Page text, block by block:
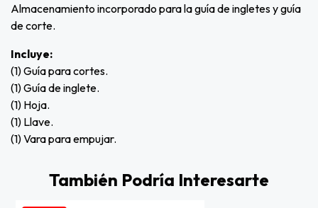
Almacenamiento incorporado para la guía de ingletes y guía
de corte.
Incluye:
(1) Guía para cortes.
(1) Guía de inglete.
(1) Hoja.
(1) Llave.
(1) Vara para empujar.
También Podría Interesarte